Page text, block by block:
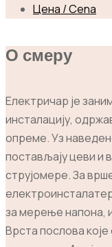
Цена / Cena
О смеру
Електричар је
инсталацију,
опреме. Уз
постављају цеви и
струјомере. За
за мерење напона,
Врста послова